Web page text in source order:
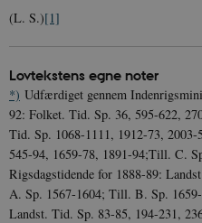
(L. S.)[1]
Lovtekstens egne noter
*) Udfærdiget gennem
92: Folket. Tid. Sp. 36, 595-622,
Tid. Sp. 1068-1111, 1912-73,
545-94, 1659-78, 1891-94;Till. C.
Rigsdagstidende for 1888-89:
A. Sp. 1567-1604; Till. B. Sp.
Landst. Tid. Sp. 83-85, 194-231,